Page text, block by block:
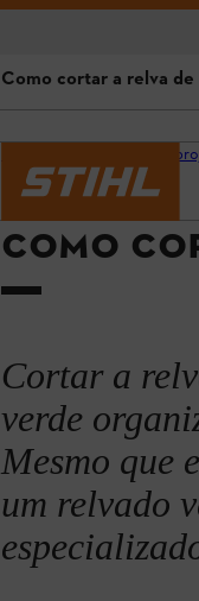
Dicas e
COMO
Cortar a
verde
Mesmo que
um relvado
Como cortar a relva
Como cortar a
Cuidados e
Dicas e truques